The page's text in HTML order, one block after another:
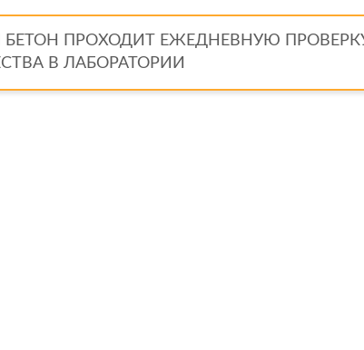
ПРОХОДИТ ЕЖЕДНЕВНУЮ
В ЛАБОРАТОРИИ